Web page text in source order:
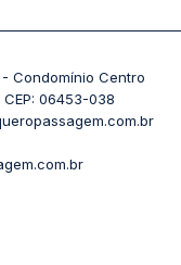
(Tergip)
Condomínio Centro
06453-038